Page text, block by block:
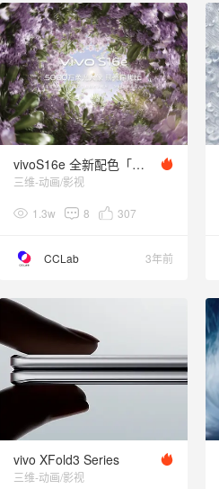
vivoS16e 全新配色「风信紫」
三维-动画/影视
1.3w 8 307
CCLab 3年前
vivo XFold3 Series
三维-动画/影视